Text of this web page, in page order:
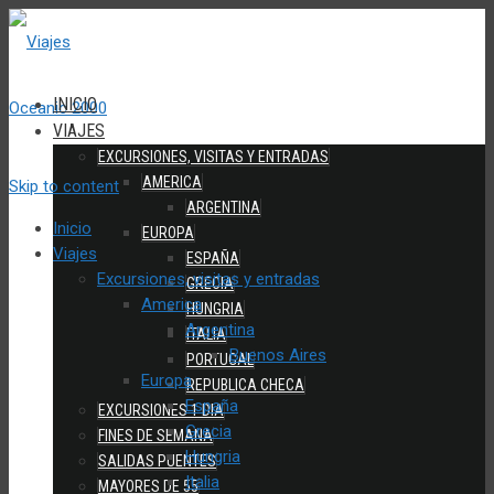
INICIO
VIAJES
EXCURSIONES, VISITAS Y ENTRADAS
AMERICA
ARGENTINA
EUROPA
ESPAÑA
GRECIA
HUNGRIA
ITALIA
PORTUGAL
REPUBLICA CHECA
EXCURSIONES 1 DIA
FINES DE SEMANA
SALIDAS PUENTES
MAYORES DE 55
Skip to content
Inicio
Viajes
Excursiones, visitas y entradas
America
Argentina
Buenos Aires
Europa
España
Grecia
Hungria
Italia